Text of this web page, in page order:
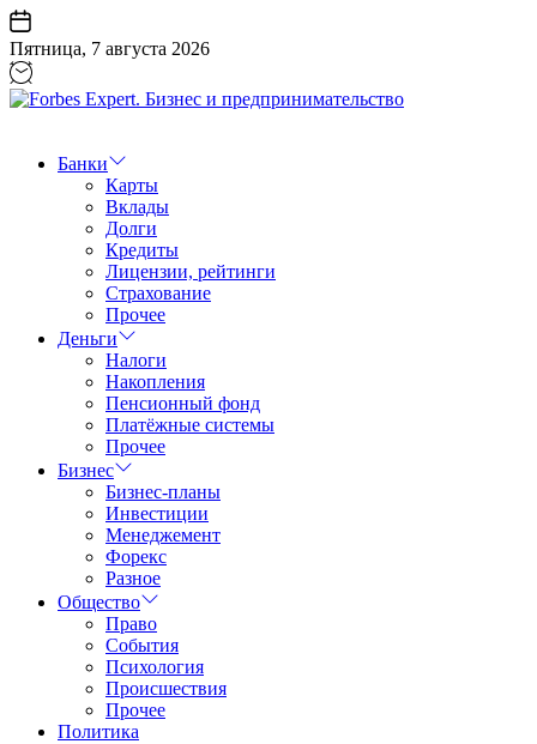
Перейти
к
содержанию
Пятница, 7 августа 2026
Бизнес
предпринимательство
Банки
Карты
Вклады
Долги
Кредиты
Лицензии, рейтинги
Страхование
Прочее
Деньги
Налоги
Накопления
Пенсионный фонд
Платёжные системы
Прочее
Бизнес
Бизнес-планы
Инвестиции
Менеджемент
Форекс
Разное
Общество
Право
События
Психология
Происшествия
Прочее
Политика